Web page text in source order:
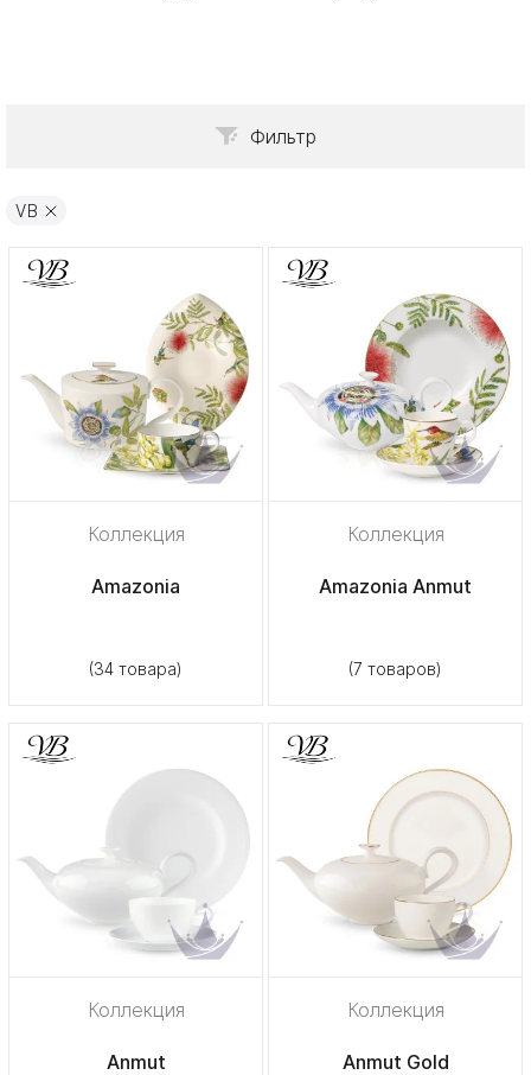
Фильтр
VB
Коллекция
Amazonia
(34 товара)
Коллекция
Amazonia Anmut
(7 товаров)
Коллекция
Anmut
Коллекция
Anmut Gold